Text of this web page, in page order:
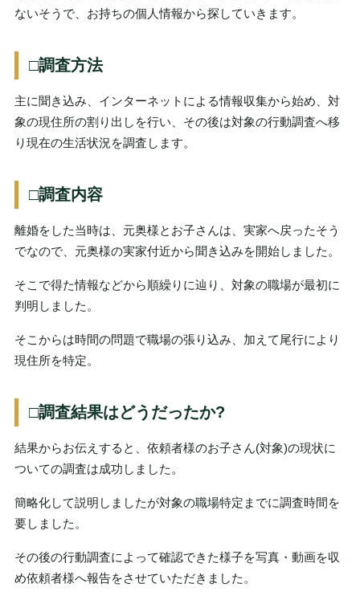
ないそうで、お持ちの個人情報から探していきます。
□調査方法
主に聞き込み、インターネットによる情報収集から始め、対
象の現住所の割り出しを行い、その後は対象の行動調査へ移
り現在の生活状況を調査します。
□調査内容
離婚をした当時は、元奥様とお子さんは、実家へ戻ったそう
でなので、元奥様の実家付近から聞き込みを開始しました。
そこで得た情報などから順繰りに辿り、対象の職場が最初に
判明しました。
そこからは時間の問題で職場の張り込み、加えて尾行により
現住所を特定。
□調査結果はどうだったか?
結果からお伝えすると、依頼者様のお子さん(対象)の現状に
ついての調査は成功しました。
簡略化して説明しましたが対象の職場特定までに調査時間を
要しました。
その後の行動調査によって確認できた様子を写真・動画を収
め依頼者様へ報告をさせていただきました。